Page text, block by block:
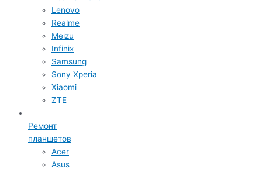
Lenovo
Realme
Meizu
Infinix
Samsung
Sony Xperia
Xiaomi
ZTE
Ремонт
планшетов
Acer
Asus